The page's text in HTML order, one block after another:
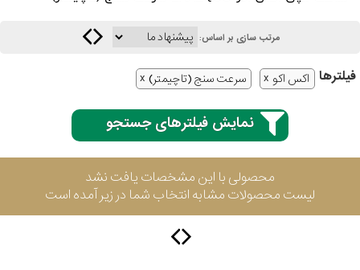
مرتب سازی بر اساس:
فیلتر‌ها اکس اکو سرعت سنج (تاچیمتر)
نمایش فیلترهای جستجو
محصولی با این مشخصات یافت نشد
لیست محصولات مشابه انتخاب شما در زیر آمده است
3
سیکو
سیتیزن